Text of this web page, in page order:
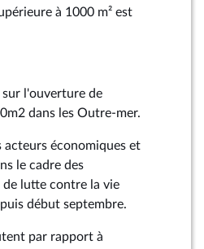
à 1000 m² est
l'ouverture de
dans les Outre-mer.
économiques et
le cadre des
lutte contre la vie
début septembre.
par rapport à